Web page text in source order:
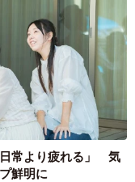
日常より疲れる」 気
鮮明に